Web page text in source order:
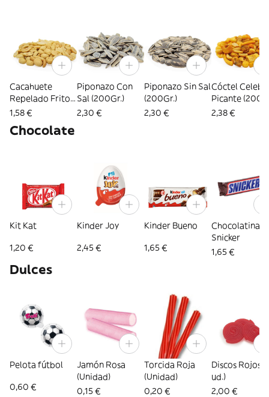
Cacahuete
Repelado Frito
(200Gr.)
1,58 €
Piponazo Con
Sal (200Gr.)
2,30 €
Piponazo Sin Sal
(200Gr.)
2,30 €
Cóctel
Picante
2,38 €
Chocolate
Kit Kat
1,20 €
Kinder Joy
2,45 €
Kinder Bueno
1,65 €
Chocolatina
Snicker
1,65 €
Dulces
Pelota fútbol
0,60 €
Jamón Rosa
(Unidad)
0,15 €
Torcida Roja
(Unidad)
0,20 €
Discos Rojos
ud.)
2,00 €